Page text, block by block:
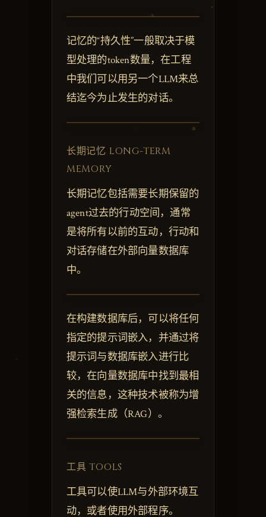
记忆的“持久性”一般取决于模
型处理的token数量，在工程
中我们可以用另一个LLM来总
结迄今为止发生的对话。
长期记忆 LONG-TERM
MEMORY
长期记忆包括需要长期保留的
agent过去的行动空间，通常
是将所有以前的互动，行动和
对话存储在外部向量数据库
中。
在构建数据库后，可以将任何
指定的提示词嵌入，并通过将
提示词与数据库嵌入进行比
较，在向量数据库中找到最相
关的信息，这种技术被称为增
强检索生成（RAG）。
工具 TOOLS
工具可以使LLM与外部环境互
动，或者使用外部程序。